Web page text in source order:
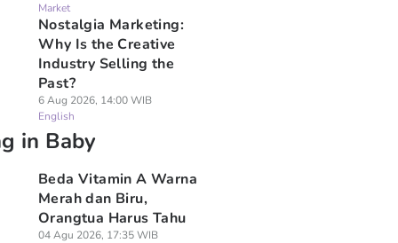
Market
Nostalgia Marketing:
Why Is the Creative
Industry Selling the
Past?
6 Aug 2026, 14:00 WIB
English
in Baby
Beda Vitamin A Warna
Merah dan Biru,
Orangtua Harus Tahu
04 Agu 2026, 17:35 WIB